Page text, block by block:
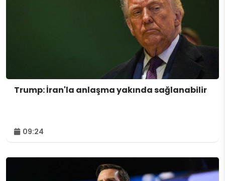
Trump: İran'la anlaşma yakında sağlanabilir
09:24